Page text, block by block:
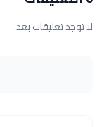
لا توجد تعليقات بعد.